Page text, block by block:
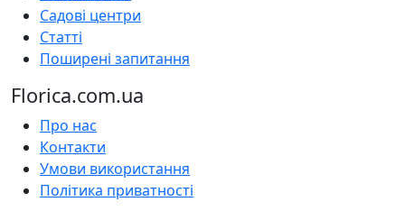
Садові центри
Статті
Поширені запитання
Florica.com.ua
Про нас
Контакти
Умови використання
Політика приватності